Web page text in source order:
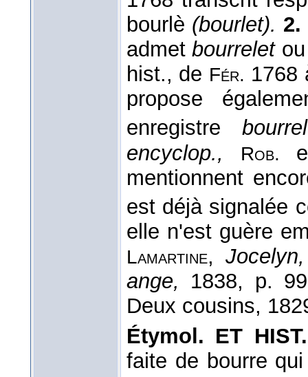
bourlè (bourlet). 2.
admetbourrelet
hist., de Fér. 1768
propose
enregistre
encyclop.,
Rob.
mentionnent
est déjà signalée
elle n'est guère
Lamartine, Jocelyn,
ange,
1838, p.
Deux cousins,
Étymol. ET
faite de bourre